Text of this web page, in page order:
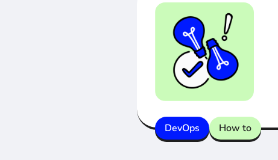
DevOps How to